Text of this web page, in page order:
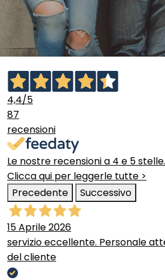
4,4/5
87
recensioni
Le nostre recensioni a 4 e 5 stelle.
Clicca qui per leggerle tutte >
Precedente
Successivo
15 Aprile 2026
servizio eccellente. Personale
del cliente